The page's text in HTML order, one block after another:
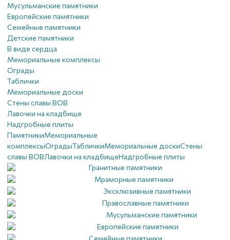
Мусульманские памятники
Европейские памятники
Семейные памятники
Детские памятники
В виде сердца
Мемориальные комплексы
Ограды
Таблички
Мемориальные доски
Стены славы ВОВ
Лавочки на кладбище
Надгробные плиты
ПамятникиМемориальные
комплексыОградыТабличкиМемориальные доскиСтены
славы ВОВЛавочки на кладбищеНадгробные плиты
Гранитные памятники
Мраморные памятники
Эксклюзивные памятники
Православные памятники
Мусульманские памятники
Европейские памятники
Семейные памятники